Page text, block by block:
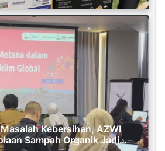
Kebersihan, AZWI
Sampah Organik Jadi